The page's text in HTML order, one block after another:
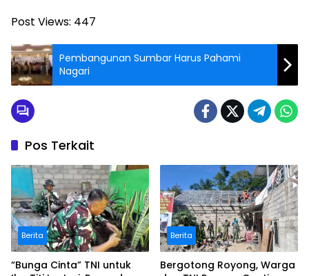
Post Views: 447
Pembangunan Sumbar Harus Pahami
Nagari
Pos Terkait
Berita
“Bunga Cinta” TNI untuk
Berita
Bergotong Royong, Warga